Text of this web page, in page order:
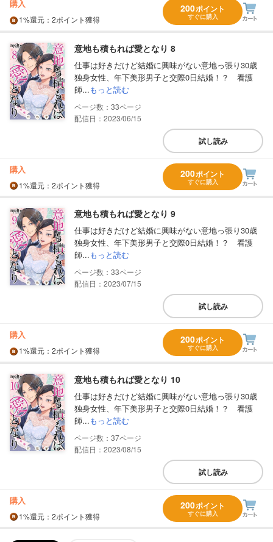
購入
1%還元 ：2ポイント獲得
200ポイント
すぐに購入
意地も積もれば愛となり 8
仕事は好きだけど結婚に興味がない意地っ張り30歳
独身女性、年下美形男子と交際0日結婚！？ 看護
師...もっと読む
33
配信日：2023/06/15
試し読み
購入
1%還元 ：2ポイント獲得
200ポイント
すぐに購入
意地も積もれば愛となり 9
仕事は好きだけど結婚に興味がない意地っ張り30歳
独身女性、年下美形男子と交際0日結婚！？ 看護
師...もっと読む
33
配信日：2023/07/15
試し読み
購入
1%還元 ：2ポイント獲得
200ポイント
すぐに購入
意地も積もれば愛となり 10
仕事は好きだけど結婚に興味がない意地っ張り30歳
独身女性、年下美形男子と交際0日結婚！？ 看護
師...もっと読む
37
配信日：2023/08/15
試し読み
購入
1%還元 ：2ポイント獲得
200ポイント
すぐに購入